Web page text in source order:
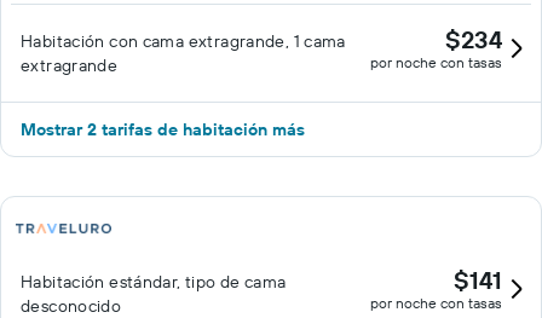
Habitación con cama extragrande, 1 cama
extragrande
$234
por noche con tasas
Mostrar 2 tarifas de habitación más
Habitación estándar, tipo de cama
desconocido
$141
por noche con tasas